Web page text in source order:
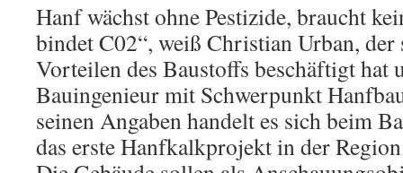
Hanf wächst ohne Pestizide, braucht
bindet C02“, weiß Christian Urban,
Vorteilen des Baustoffs beschäftigt hat
Bauingenieur mit Schwerpunkt
seinen Angaben handelt es sich beim
das erste Hanfkalkprojekt in der